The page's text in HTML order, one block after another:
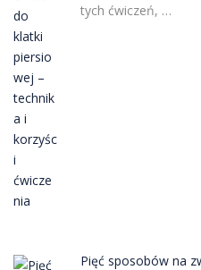
tych ćwiczeń, …
Pięć sposobów na